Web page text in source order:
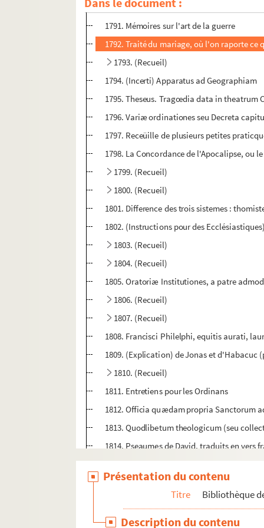
1790. Notitia Episcoporum et
1791. Mémoires sur l'art de la guerre
1792. Traité du mariage, où l'on raporte ce
1793. (Recueil)
1794. (Incerti) Apparatus ad Geographiam
1795. Theseus. Tragœdia data in
1796. Variæ ordinationes seu Decreta
1797. Receüille de plusieurs petites
1798. La Concordance de l'Apocalipse, ou
1799. (Recueil)
1800. (Recueil)
1801. Difference des trois sistemes :
1802. (Instructions pour des
1803. (Recueil)
1804. (Recueil)
1805. Oratoriæ Institutiones, a patre
1806. (Recueil)
1807. (Recueil)
1808. Francisci Philelphi, equitis aurati,
1809. (Explication) de Jonas et d'Habacuc
1810. (Recueil)
1811. Entretiens pour les Ordinans
1812. Officia quædam propria Sanctorum
1813. Quodlibetum theologicum (seu
1814. Pseaumes de David, traduits en vers
1815. Conférences de M. l'abbé Nivelle, à S
1816. (Recueil de pensées extraites de
1818. (Recueil)
Présentation du contenu
Titre Bibliothèque
Description du contenu